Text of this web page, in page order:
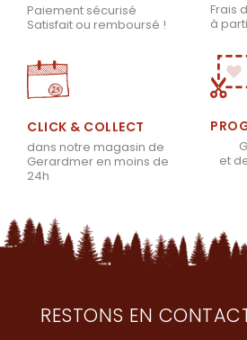
Paiement sécurisé
Satisfait ou remboursé !
Frais
à
CLICK & COLLECT
dans notre magasin de
Gerardmer en moins de
24h
et
RESTONS EN